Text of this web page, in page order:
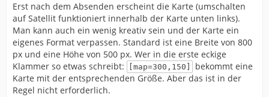
Erst nach dem Absenden erscheint die Karte (umschalten
auf Satellit funktioniert innerhalb der Karte unten links).
Man kann auch ein wenig kreativ sein und der Karte ein
eigenes Format verpassen. Standard ist eine Breite von 800
px und eine Höhe von 500 px. Wer in die erste eckige
Klammer so etwas schreibt:
[map=300,150]
bekommt eine
Karte mit der entsprechenden Größe. Aber das ist in der
Regel nicht erforderlich.